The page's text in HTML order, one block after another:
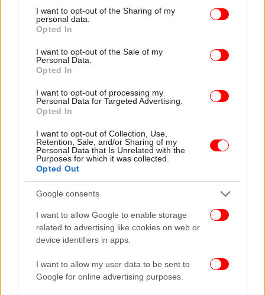
not limited to your visit or usage behaviour. You may click to
grant or deny consent to Google and its third-party tags to
use your data for below specified purposes in below Google
consent section.
I want to opt-out of the Sharing of my
personal data.
Opted In
I want to opt-out of the Sale of my
Personal Data.
Opted In
I want to opt-out of processing my
Personal Data for Targeted Advertising.
Opted In
I want to opt-out of Collection, Use,
Retention, Sale, and/or Sharing of my
Personal Data that Is Unrelated with the
Purposes for which it was collected.
Opted Out
Google consents
I want to allow Google to enable storage
related to advertising like cookies on web or
device identifiers in apps.
I want to allow my user data to be sent to
Google for online advertising purposes.
Ο 56χρονος Στέβο Πεντάροφσκι διαδέχεται στο
Γκιόργκι Ιβάνοφ, ο οποίος προέρχεται από το
VMRO-DPMNE.
Η θητεία του προέδρου της Βόρειας Μακεδονίας
διαρκεί πέντε χρόνια.